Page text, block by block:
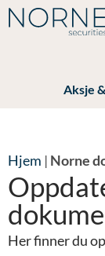
Aksje
Hjem | Norne
Her finner du